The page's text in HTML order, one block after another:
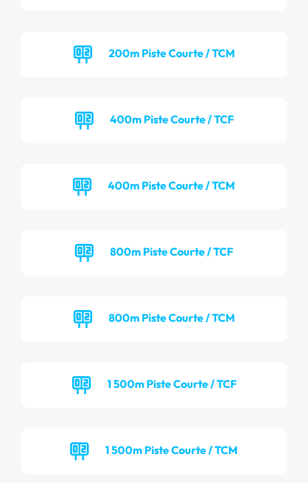
200m Piste Courte / TCM
400m Piste Courte / TCF
400m Piste Courte / TCM
800m Piste Courte / TCF
800m Piste Courte / TCM
1 500m Piste Courte / TCF
1 500m Piste Courte / TCM